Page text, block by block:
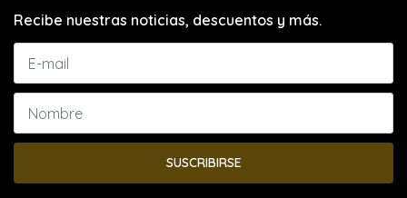
Recibe nuestras noticias, descuentos y más.
SUSCRIBIRSE